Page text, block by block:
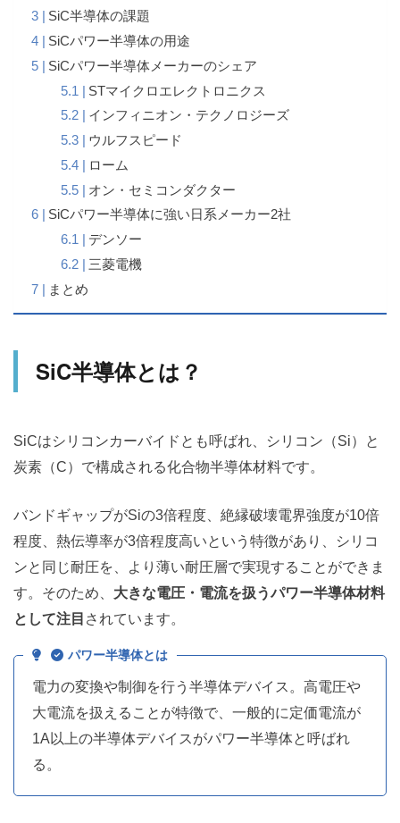
SiC半導体の課題
SiCパワー半導体の用途
SiCパワー半導体メーカーのシェア
STマイクロエレクトロニクス
インフィニオン・テクノロジーズ
ウルフスピード
ローム
オン・セミコンダクター
SiCパワー半導体に強い日系メーカー2社
デンソー
三菱電機
まとめ
SiC半導体とは？
SiCはシリコンカーバイドとも呼ばれ、シリコン（Si）と
炭素（C）で構成される化合物半導体材料です。
バンドギャップがSiの3倍程度、絶縁破壊電界強度が10倍
程度、熱伝導率が3倍程度高いという特徴があり、シリコ
ンと同じ耐圧を、より薄い耐圧層で実現することができま
す。そのため、 大きな電圧・電流を扱うパワー半導体材料
として注目 されています。
パワー半導体とは
電力の変換や制御を行う半導体デバイス。高電圧や
大電流を扱えることが特徴で、一般的に定価電流が
1A以上の半導体デバイスがパワー半導体と呼ばれ
る。